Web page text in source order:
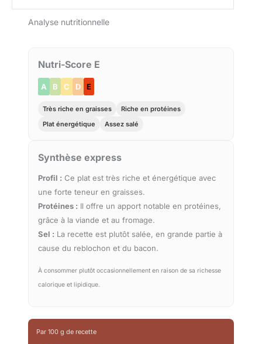
Analyse nutritionnelle
Nutri-Score E
A B C D E
Très riche en graisses
Riche en protéines
Plat énergétique
Assez salé
Synthèse express
Profil : Ce plat est très riche et énergétique avec
une forte teneur en graisses.
Protéines : Il offre un apport notable en protéines,
grâce à la viande et au fromage.
Sel : La recette est plutôt salée, en grande partie à
cause du reblochon et du bacon.
À consommer plutôt occasionnellement en raison de sa richesse
calorique et lipidique.
Par 100 g de recette